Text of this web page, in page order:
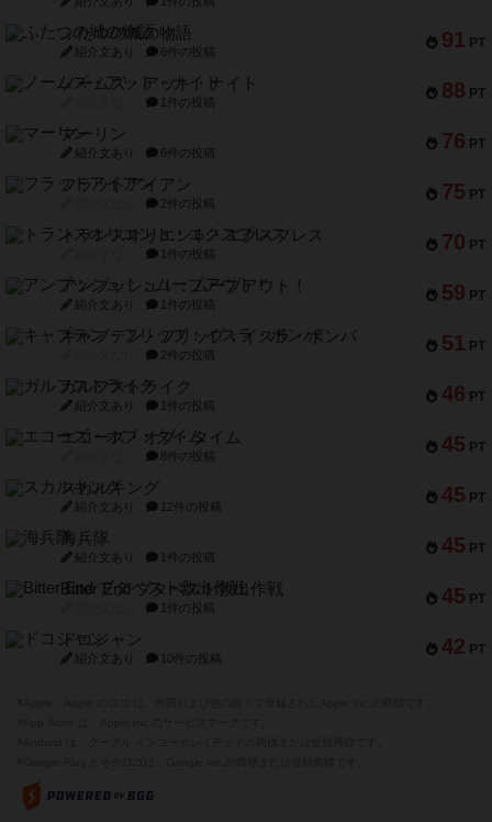
91 PT
ふたつの城の物語
紹介文あり 6件の投稿
88 PT
ノームズ・アット・ナイト
1件の投稿
76 PT
マーリン
紹介文あり 6件の投稿
75 PT
フラットアイアン
2件の投稿
70 PT
トランスオリエント・エクスプレス
1件の投稿
59 PT
アンブッシュ！：ムーブアウト！
紹介文あり 1件の投稿
51 PT
キャプテン・フリップ：イスラ・ボンバ
2件の投稿
46 PT
ガルフストライク
紹介文あり 1件の投稿
45 PT
エコーズ・オブ・タイム
8件の投稿
45 PT
スカルキング
紹介文あり 12件の投稿
45 PT
海兵隊
紹介文あり 1件の投稿
45 PT
Bitter End ブタペスト救出作戦
1件の投稿
42 PT
ドコジャン
紹介文あり 10件の投稿